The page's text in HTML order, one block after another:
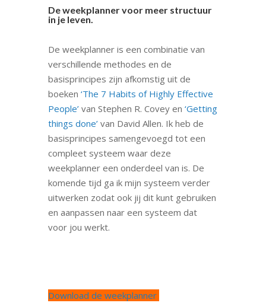
De weekplanner voor meer structuur
in je leven.
De weekplanner is een combinatie van
verschillende methodes en de
basisprincipes zijn afkomstig uit de
boeken ‘The 7 Habits of Highly Effective
People’van Stephen R. Covey en ‘Getting
things done’van David Allen. Ik heb de
basisprincipes samengevoegd tot een
compleet systeem waar deze
weekplanner een onderdeel van is. De
komende tijd ga ik mijn systeem verder
uitwerken zodat ook jij dit kunt gebruiken
en aanpassen naar een systeem dat
voor jou werkt.
Download de weekplanner